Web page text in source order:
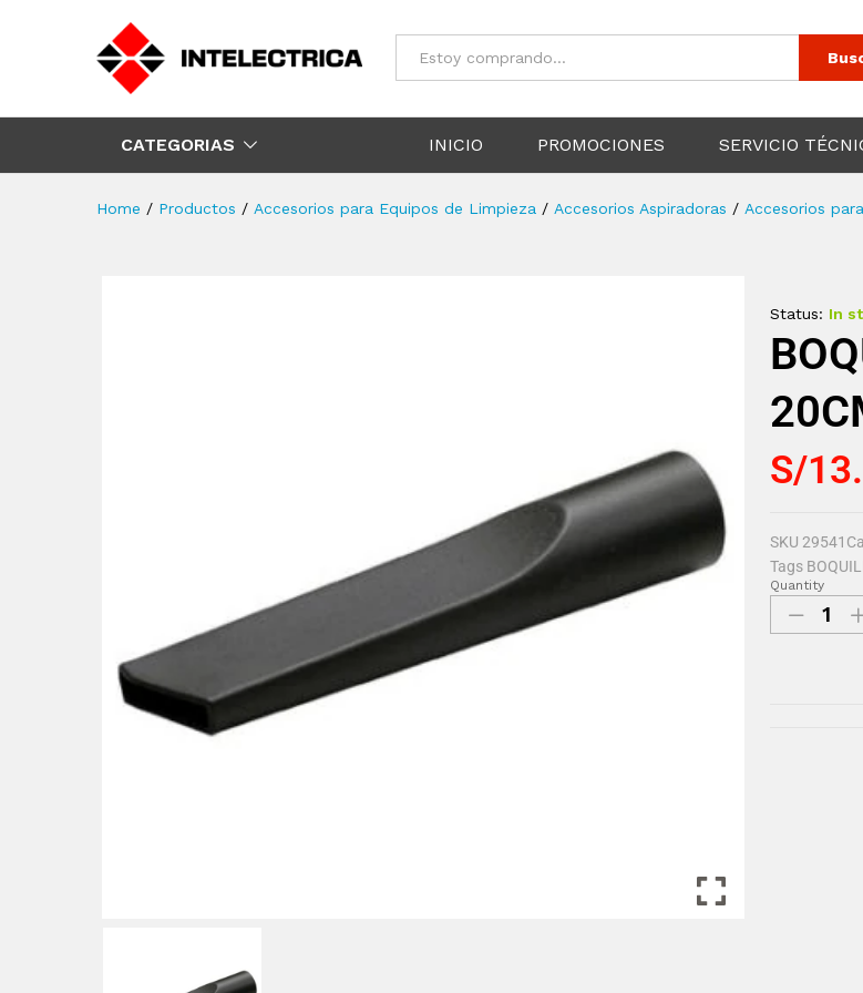
Todos
CATEGORIAS INICIO PROMOCIONES SERVICIO
Home / Productos / Accesorios para Equipos de Limpieza / Accesorios Aspiradoras / Accesorios
Status: In
S/
SKU 29541
Tags
Quantity